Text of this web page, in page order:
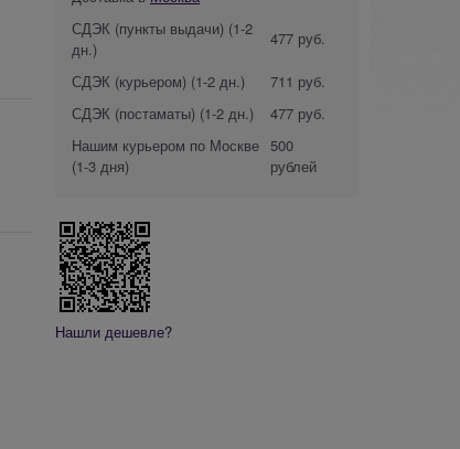
СДЭК (пункты выдачи) (1-2
дн.)
477 руб.
СДЭК (курьером) (1-2 дн.)
711 руб.
СДЭК (постаматы) (1-2 дн.)
477 руб.
Нашим курьером по Москве
(1-3 дня)
500
рублей
Нашли дешевле?